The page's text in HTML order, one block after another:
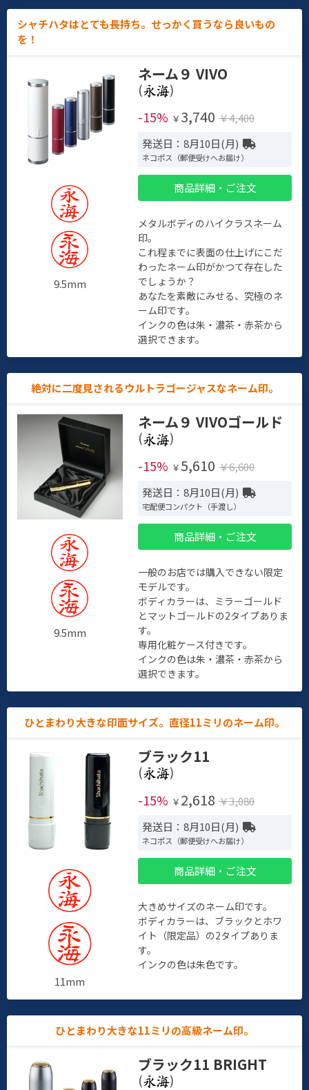
シャチハタはとても長持ち。せっかく買うなら良いもの
を！
9.5mm
ネーム９ VIVO
(
)
-15% ￥ 3,740 ￥4,400
発送日：8月10日(月)
ネコポス（郵便受けへお届け）
商品詳細・ご注文
メタルボディのハイクラスネーム
印。
これ程までに表面の仕上げにこだ
わったネーム印がかつて存在した
でしょうか？
あなたを素敵にみせる、究極のネ
ーム印です。
インクの色は朱・濃茶・赤茶から
選択できます。
絶対に二度見されるウルトラゴージャスなネーム印。
9.5mm
ネーム９ VIVOゴールド
(
)
-15% ￥ 5,610 ￥6,600
発送日：8月10日(月)
宅配便コンパクト（手渡し）
商品詳細・ご注文
一般のお店では購入できない限定
モデルです。
ボディカラーは、ミラーゴールド
とマットゴールドの2タイプありま
す。
専用化粧ケース付きです。
インクの色は朱・濃茶・赤茶から
選択できます。
ひとまわり大きな印面サイズ。直径11ミリのネーム印。
11mm
ブラック11
(
)
-15% ￥ 2,618 ￥3,080
発送日：8月10日(月)
ネコポス（郵便受けへお届け）
商品詳細・ご注文
大きめサイズのネーム印です。
ボディカラーは、ブラックとホワ
イト（限定品）の2タイプありま
す。
インクの色は朱色です。
ひとまわり大きな11ミリの高級ネーム印。
ブラック11 BRIGHT
(
)